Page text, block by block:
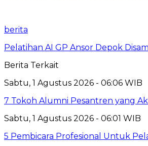
berita
Pelatihan AI GP Ansor Depok
Berita Terkait
Sabtu, 1 Agustus 2026 - 06:06 WIB
7 Tokoh Alumni Pesantren yang
Sabtu, 1 Agustus 2026 - 06:01 WIB
5 Pembicara Profesional Untuk